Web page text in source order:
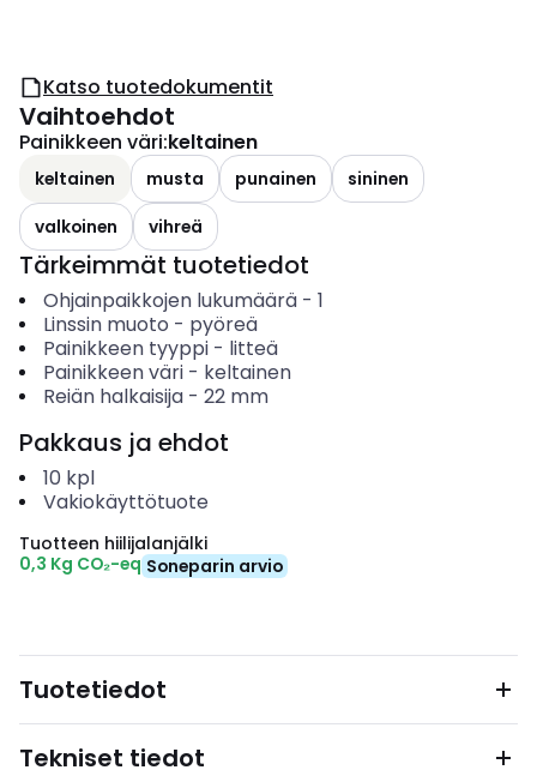
Katso tuotedokumentit
Vaihtoehdot
Painikkeen väri:keltainen
keltainen musta punainen
sininen
valkoinen
vihreä
Tärkeimmät tuotetiedot
Ohjainpaikkojen lukumäärä- 1
Linssin muoto - pyöreä
Painikkeen tyyppi- litteä
Painikkeen väri- keltainen
Reiän halkaisija- 22 mm
Pakkaus ja ehdot
10 kpl
Vakiokäyttötuote
Tuotteen hiilijalanjälki
0,3 Kg CO₂-eq Soneparin arvio
Tuotetiedot
Tekniset tiedot